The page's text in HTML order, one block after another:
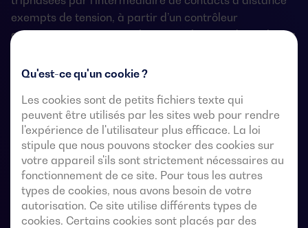
Qu'est-ce qu'un cookie ?
Les cookies sont de petits fichiers texte qui
peuvent être utilisés par les sites web pour rendre
l'expérience de l'utilisateur plus efficace. La loi
stipule que nous pouvons stocker des cookies sur
votre appareil s'ils sont strictement nécessaires au
fonctionnement de ce site. Pour tous les autres
types de cookies, nous avons besoin de votre
autorisation. Ce site utilise différents types de
cookies. Certains cookies sont placés par des
exempts de tension, à partir d’un contrôleur
automatique externe, utilisant une logique d’impulsions
Ils sont conçus pour être utilisés dans des systèmes
d’alimentation à basse tension où une interruption de
l’alimentation de la charge est acceptable pendant le
transfert.
Fiches techniques du commutateur de
transfert automatique